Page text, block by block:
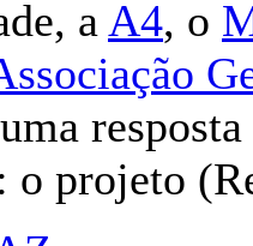
a A4, o
o projeto